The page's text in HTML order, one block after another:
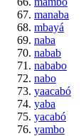
manaba
mbayá
naba
nabab
nababo
nabo
yaacabó
yaba
yacabó
yambo